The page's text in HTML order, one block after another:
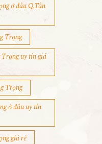
ở đâu Q.Tân
Trọng
uy tín giá
Trọng
ở đâu uy tín
giá rẻ